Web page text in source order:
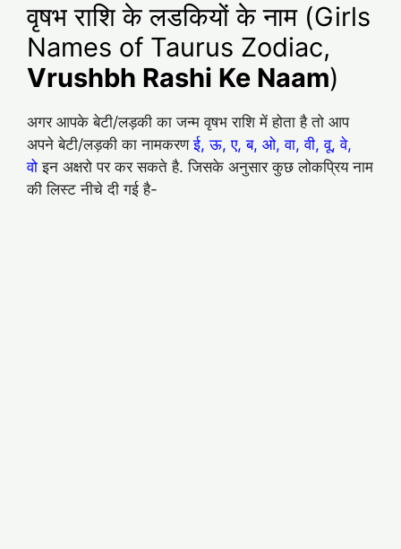
वृषभ राशि के लडकियों के नाम (Girls
Names of Taurus Zodiac,
Vrushbh Rashi Ke Naam)
अगर आपके बेटी/लड़की का जन्म वृषभ राशि में होता है तो आप
अपने बेटी/लड़की का नामकरणई, ऊ, ए, ब, ओ, वा, वी, वू, वे,
वो इन अक्षरो पर कर सकते है. जिसके अनुसार कुछ लोकप्रिय नाम
की लिस्ट नीचे दी गई है-